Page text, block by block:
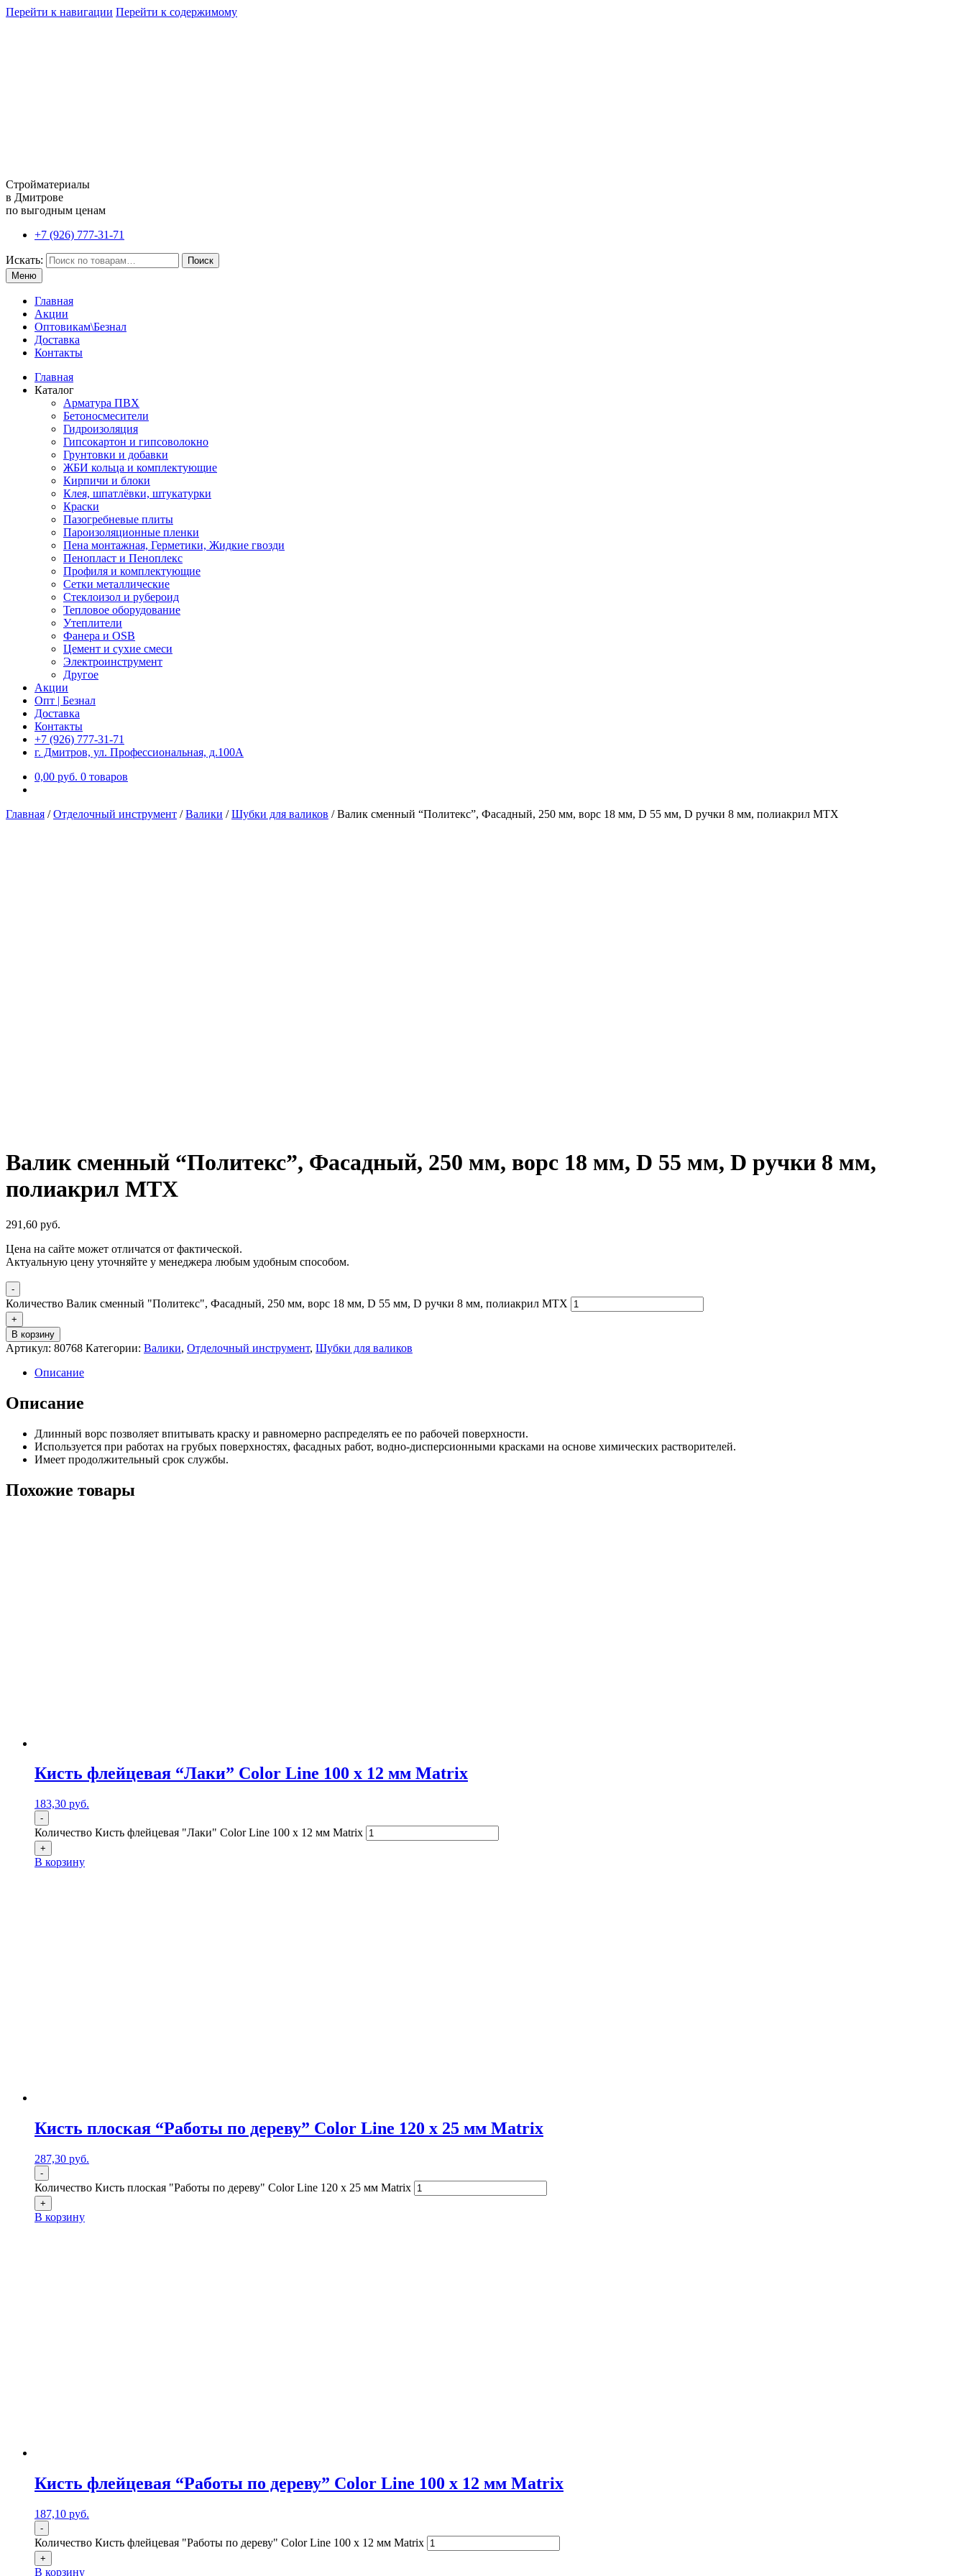
Перейти к навигации Перейти к содержимому
Стройматериалы
в Дмитрове
по выгодным ценам
+7 (926) 777-31-71
Искать:
Поиск
Меню
Главная
Акции
Оптовикам\Безнал
Доставка
Контакты
Главная
Каталог
Арматура ПВХ
Бетоносмесители
Гидроизоляция
Гипсокартон и гипсоволокно
Грунтовки и добавки
ЖБИ кольца и комплектующие
Кирпичи и блоки
Клея, шпатлёвки, штукатурки
Краски
Пазогребневые плиты
Пароизоляционные пленки
Пена монтажная, Герметики, Жидкие гвозди
Пенопласт и Пеноплекс
Профиля и комплектующие
Сетки металлические
Стеклоизол и рубероид
Тепловое оборудование
Утеплители
Фанера и OSB
Цемент и сухие смеси
Электроинструмент
Другое
Акции
Опт | Безнал
Доставка
Контакты
+7 (926) 777-31-71
г. Дмитров, ул. Профессиональная, д.100А
0,00 руб. 0 товаров
Главная /Отделочный инструмент /Валики /Шубки для валиков /Валик сменный “Политекс”, Фасадный, 250 мм, ворс 18 мм, D 55 мм, D ручки 8 мм, полиакрил MTX
Валик сменный “Политекс”, Фасадный, 250 мм, ворс 18 мм, D 55 мм, D ручки 8 мм,
полиакрил MTX
291,60 руб.
Цена на сайте может отличатся от фактической.
Актуальную цену уточняйте у менеджера любым удобным способом.
-
Количество Валик сменный "Политекс", Фасадный, 250 мм, ворс 18 мм, D 55 мм, D ручки 8 мм, полиакрил MTX
+
В корзину
Артикул: 80768 Категории: Валики, Отделочный инструмент, Шубки для валиков
Описание
Описание
Длинный ворс позволяет впитывать краску и равномерно распределять ее по рабочей поверхности.
Используется при работах на грубых поверхностях, фасадных работ, водно-дисперсионными красками на основе химических растворителей.
Имеет продолжительный срок службы.
Похожие товары
Кисть флейцевая “Лаки” Color Line 100 х 12 мм Matrix
183,30 руб.
-
Количество Кисть флейцевая "Лаки" Color Line 100 х 12 мм Matrix
+
В корзину
Кисть плоская “Работы по дереву” Color Line 120 х 25 мм Matrix
287,30 руб.
-
Количество Кисть плоская "Работы по дереву" Color Line 120 х 25 мм Matrix
+
В корзину
Кисть флейцевая “Работы по дереву” Color Line 100 х 12 мм Matrix
187,10 руб.
-
Количество Кисть флейцевая "Работы по дереву" Color Line 100 х 12 мм Matrix
+
В корзину